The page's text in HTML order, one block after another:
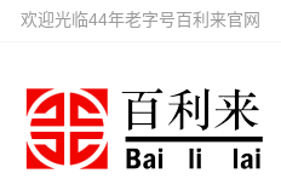
欢迎光临44年老字号百利来官网